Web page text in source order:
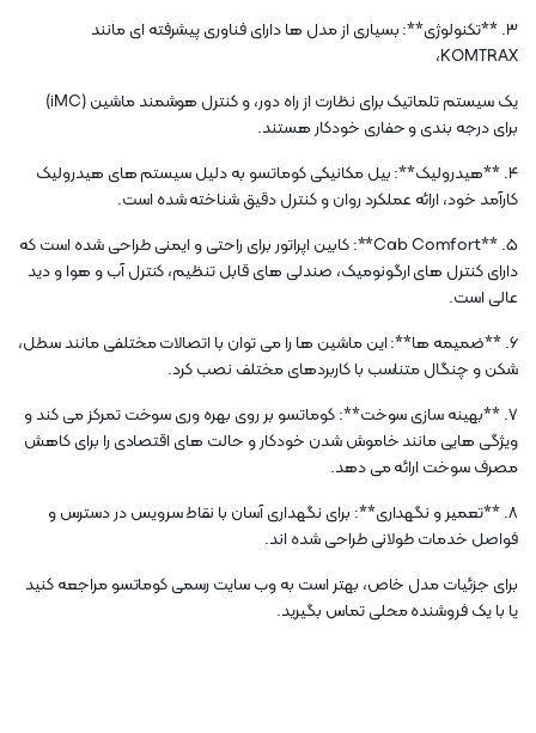
3. **تکنولوژی**: بسیاری از مدل ها دارای فناوری پیشرفته ای مانند
KOMTRAX،
یک سیستم تلماتیک برای نظارت از راه دور، و کنترل هوشمند ماشین (iMC)
برای درجه بندی و حفاری خودکار هستند.
4. **هیدرولیک**: بیل مکانیکی کوماتسو به دلیل سیستم های هیدرولیک
کارآمد خود، ارائه عملکرد روان و کنترل دقیق شناخته شده است.
5. **Cab Comfort**: کابین اپراتور برای راحتی و ایمنی طراحی شده است که
دارای کنترل های ارگونومیک، صندلی های قابل تنظیم، کنترل آب و هوا و دید
عالی است.
6. **ضمیمه ها**: این ماشین ها را می توان با اتصالات مختلفی مانند سطل،
شکن و چنگال متناسب با کاربردهای مختلف نصب کرد.
7. **بهینه سازی سوخت**: کوماتسو بر روی بهره وری سوخت تمرکز می کند و
ویژگی هایی مانند خاموش شدن خودکار و حالت های اقتصادی را برای کاهش
مصرف سوخت ارائه می دهد.
8. **تعمیر و نگهداری**: برای نگهداری آسان با نقاط سرویس در دسترس و
فواصل خدمات طولانی طراحی شده اند.
برای جزئیات مدل خاص، بهتر است به وب سایت رسمی کوماتسو مراجعه کنید
یا با یک فروشنده محلی تماس بگیرید.